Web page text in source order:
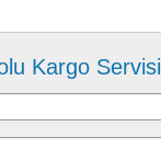
Kargo Servisi